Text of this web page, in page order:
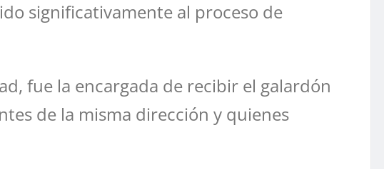
significativamente al proceso de
fue la encargada de recibir el galardón
de la misma dirección y quienes